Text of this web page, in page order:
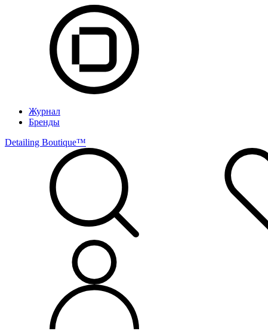
Журнал
Бренды
Detailing Boutique™️